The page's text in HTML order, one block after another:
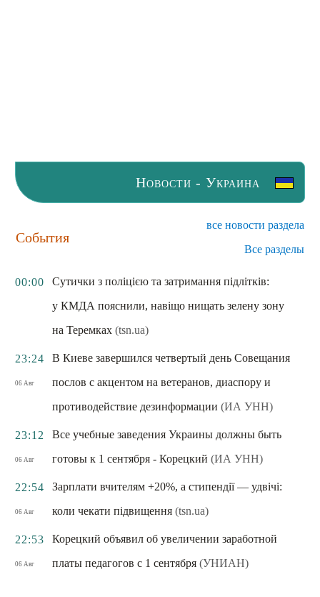
Новости - Украина
События
все новости раздела
Все разделы
00:00
Сутички з поліцією та затримання підлітків:
у КМДА пояснили, навіщо нищать зелену зону
на Теремках (tsn.ua)
23:24
06 Авг
В Киеве завершился четвертый день Совещания
послов с акцентом на ветеранов, диаспору и
противодействие дезинформации (ИА УНН)
23:12
06 Авг
Все учебные заведения Украины должны быть
готовы к 1 сентября - Корецкий (ИА УНН)
22:54
06 Авг
Зарплати вчителям +20%, а стипендії — удвічі:
коли чекати підвищення (tsn.ua)
22:53
06 Авг
Корецкий объявил об увеличении заработной
платы педагогов с 1 сентября (УНИАН)